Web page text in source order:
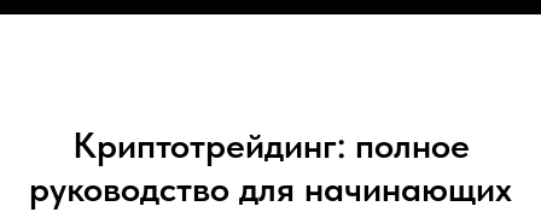
Криптотрейдинг: полное
руководство для начинающих